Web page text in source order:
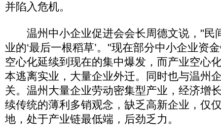
并陷入危机。
温州中小企业促进会会长周德文说，"民
业的‘最后一根稻草’。"现在部分中小企业资
空心化延续到现在的集中爆发，而产业空心
本逃离实业，大量企业外迁。同时也与温州
关。温州大量企业劳动密集型产业，经济增
续传统的薄利多销观念，缺乏高新企业，仅
地，处于产业链最低端，后劲乏力。